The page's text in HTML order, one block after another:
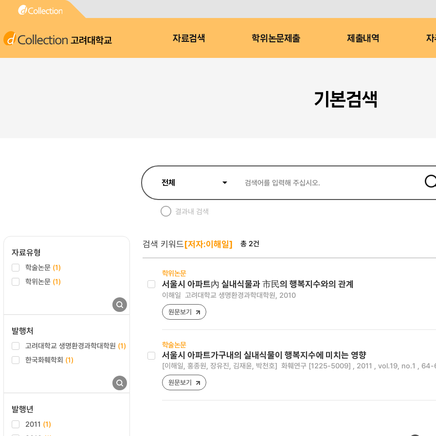
고려대학교 자료검색 학위논문제출 제출내역 자
기본검색
결과내 검색
자료유형
학술논문 (1)
학위논문 (1)
발행처
고려대학교 생명환경과학대학원 (1)
한국화훼학회 (1)
발행년
2011 (1)
검색 키워드[저자:이해일] 총 2건
학위논문
서울시 아파트內 실내식물과 市民의 행복지수와의 관계
이해일 고려대학교 생명환경과학대학원, 2010
원문보기
학술논문
서울시 아파트가구내의 실내식물이 행복지수에 미치는 영향
[이해일, 홍종원, 장유진, 김재윤, 박천호] 화훼연구 [1225-5009] , 2011 , vol.19, no.1 , 64-
원문보기